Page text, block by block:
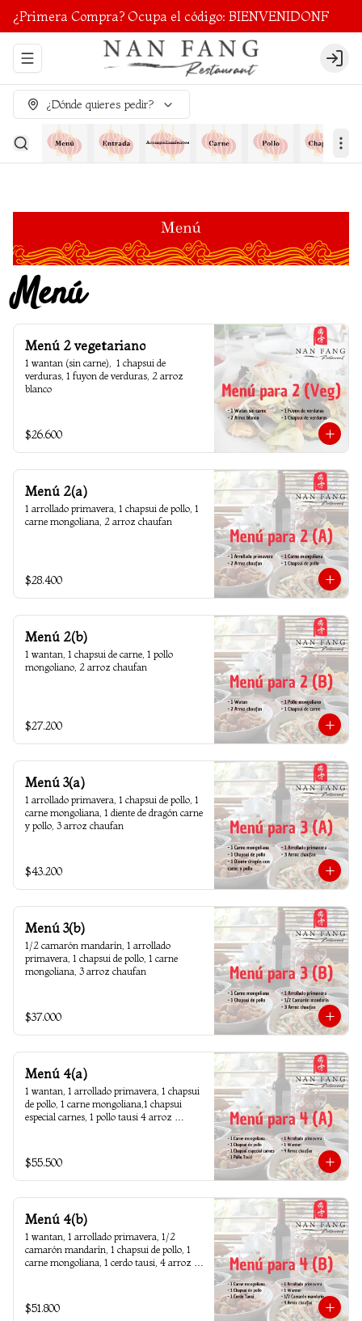
¿Primera Compra? Ocupa el código: BIENVENIDONF
Abrir menu de navegación Login
¿Dónde quieres pedir?
Menú
Menú 2 vegetariano
1 wantan (sin carne),  1 chapsui de
verduras, 1 fuyon de verduras, 2 arroz
blanco
$26.600
Menú 2(a)
1 arrollado primavera, 1 chapsui de pollo, 1
carne mongoliana, 2 arroz chaufan
$28.400
Menú 2(b)
1 wantan, 1 chapsui de carne, 1 pollo
mongoliano, 2 arroz chaufan
$27.200
Menú 3(a)
1 arrollado primavera, 1 chapsui de pollo, 1
carne mongoliana, 1 diente de dragón carne
y pollo, 3 arroz chaufan
$43.200
Menú 3(b)
1/2 camarón mandarín, 1 arrollado
primavera, 1 chapsui de pollo, 1 carne
mongoliana, 3 arroz chaufan
$37.000
Menú 4(a)
1 wantan, 1 arrollado primavera, 1 chapsui
de pollo, 1 carne mongoliana,1 chapsui
especial carnes, 1 pollo tausi 4 arroz
$55.500
Menú 4(b)
1 wantan, 1 arrollado primavera, 1/2
camarón mandarín, 1 chapsui de pollo, 1
carne mongoliana, 1 cerdo tausi, 4 arroz
$51.800